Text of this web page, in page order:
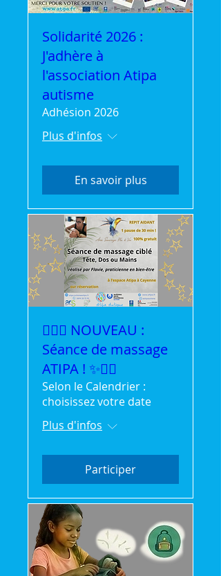
Solidarité 2026 :
J'adhère à
l'association Atipa
autisme
Adhésion 2026
Plus d'infos
En savoir plus
💆‍♀️✨ NOUVEAU :
Séance de massage
ATIPA ! ✨💆‍♂️
Selon le Calendrier :
choisissez votre date
Plus d'infos
Participer